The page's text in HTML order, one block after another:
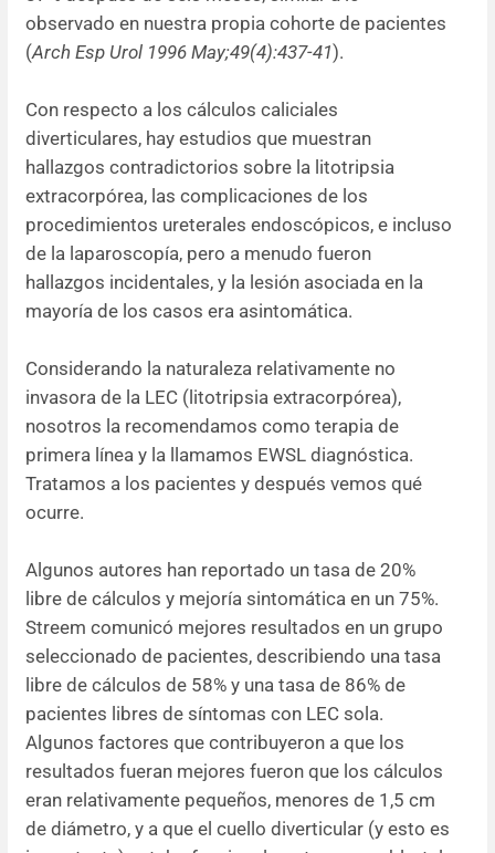
observado en nuestra propia cohorte de pacientes
(Arch Esp Urol 1996 May;49(4):437-41).
Con respecto a los cálculos caliciales
diverticulares, hay estudios que muestran
hallazgos contradictorios sobre la litotripsia
extracorpórea, las complicaciones de los
procedimientos ureterales endoscópicos, e incluso
de la laparoscopía, pero a menudo fueron
hallazgos incidentales, y la lesión asociada en la
mayoría de los casos era asintomática.
Considerando la naturaleza relativamente no
invasora de la LEC (litotripsia extracorpórea),
nosotros la recomendamos como terapia de
primera línea y la llamamos EWSL diagnóstica.
Tratamos a los pacientes y después vemos qué
ocurre.
Algunos autores han reportado un tasa de 20%
libre de cálculos y mejoría sintomática en un 75%.
Streem comunicó mejores resultados en un grupo
seleccionado de pacientes, describiendo una tasa
libre de cálculos de 58% y una tasa de 86% de
pacientes libres de síntomas con LEC sola.
Algunos factores que contribuyeron a que los
resultados fueran mejores fueron que los cálculos
eran relativamente pequeños, menores de 1,5 cm
de diámetro, y a que el cuello diverticular (y esto es